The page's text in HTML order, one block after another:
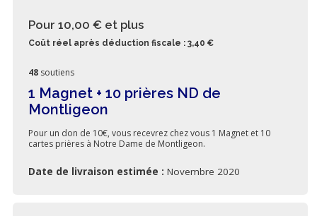
Pour 10,00 € et plus
Coût réel après déduction fiscale : 3,40 €
48 soutiens
1 Magnet + 10 prières ND de
Montligeon
Pour un don de 10€, vous recevrez chez vous 1 Magnet et 10
cartes prières à Notre Dame de Montligeon.
Date de livraison estimée : Novembre 2020